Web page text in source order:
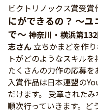
ビクトリノックス賞受賞
にができるの？ 〜
で〜 神奈川・横浜第
志さん立ちかまどを作
トがどのようなスキルを
たくさんの力作の応募
入賞作品は日本連盟の
だけます。 受章された
順次行っていきます。ど